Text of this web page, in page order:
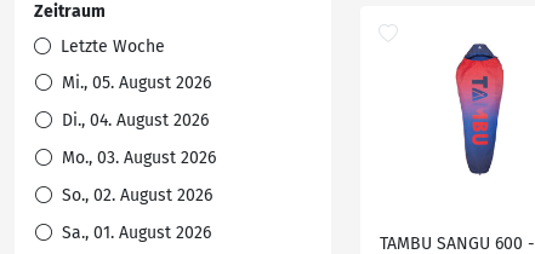
Zeitraum
Letzte Woche
Mi., 05. August 2026
Di., 04. August 2026
Mo., 03. August 2026
So., 02. August 2026
Sa., 01. August 2026
TAMBU SANGU 600 -